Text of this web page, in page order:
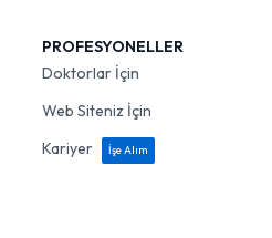
PROFESYONELLER
Doktorlar İçin
Web Siteniz İçin
Kariyer
İşe Alım